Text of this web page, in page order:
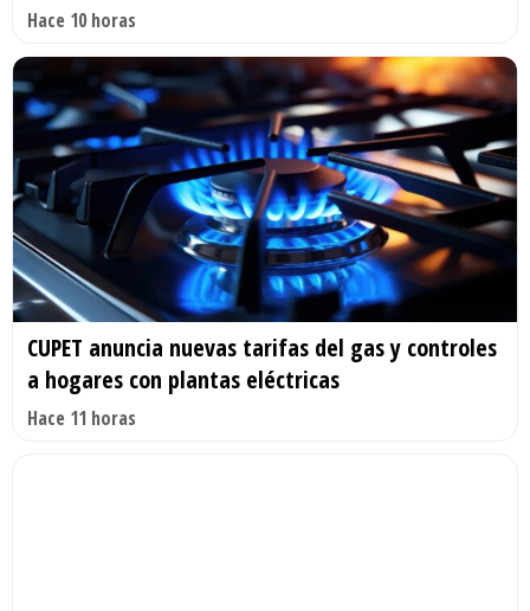
Hace 10 horas
CUPET anuncia nuevas tarifas del gas y controles
a hogares con plantas eléctricas
Hace 11 horas